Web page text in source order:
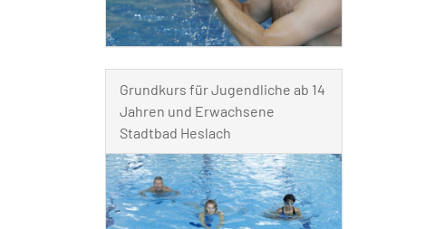
Grundkurs für Jugendliche ab 14
Jahren und Erwachsene
Stadtbad Heslach